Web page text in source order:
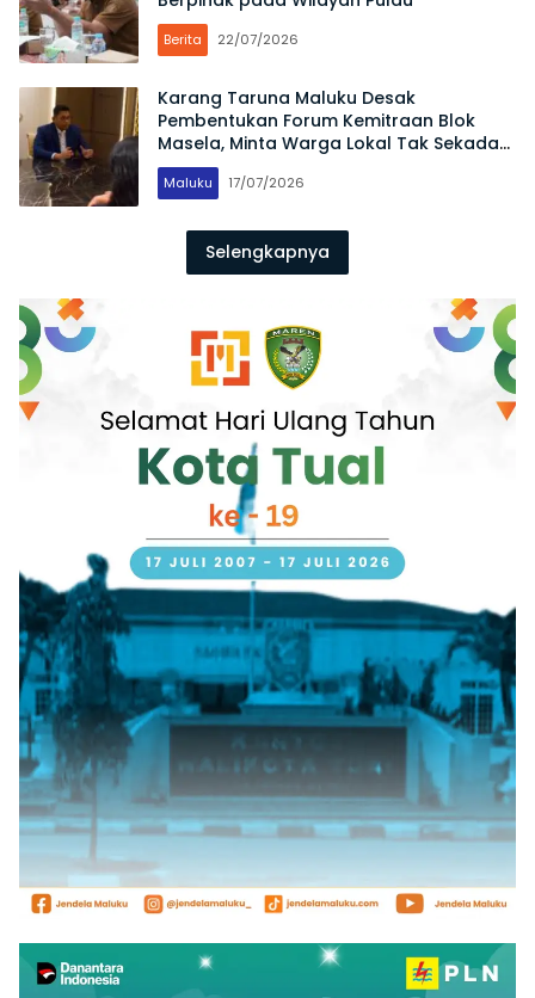
Berita 22/07/2026
Karang Taruna Maluku Desak
Pembentukan Forum Kemitraan Blok
Masela, Minta Warga Lokal Tak Sekadar
Jadi Penonton
Maluku 17/07/2026
Selengkapnya